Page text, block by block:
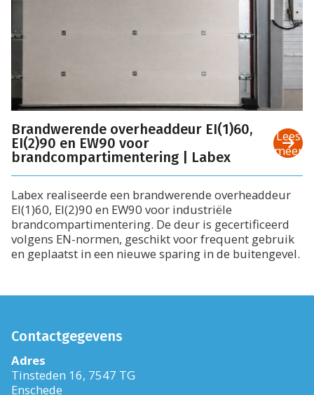
Brandwerende overheaddeur EI(1)60,
EI(2)90 en EW90 voor
brandcompartimentering | Labex
Labex realiseerde een brandwerende overheaddeur
EI(1)60, EI(2)90 en EW90 voor industriële
brandcompartimentering. De deur is gecertificeerd
volgens EN-normen, geschikt voor frequent gebruik
en geplaatst in een nieuwe sparing in de buitengevel.
Lees
meer
Contactgegevens
Adres
Tinsteden 16, 7547 TG
Enschede